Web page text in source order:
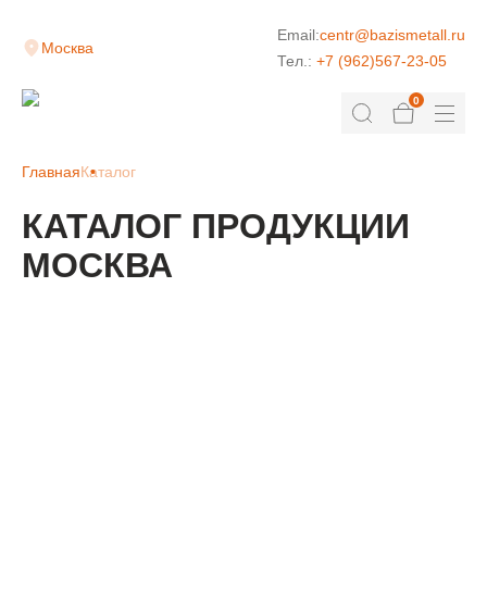
Москва
Email:centr@bazismetall.ru
Тел.: +7 (962)567-23-05
0
ГлавнаяКаталог
КАТАЛОГ ПРОДУКЦИИ
МОСКВА